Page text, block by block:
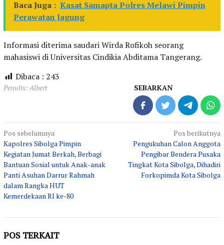
Baca Juga : Kasat Samapta Polres Melawi Pimpin
Perawatan Jagung
Informasi diterima saudari Wirda Rofikoh seorang
mahasiswi di Universitas Cindikia Abditama Tangerang.
Dibaca : 243
Penulis: Albert SEBARKAN
Navigasi
pos
Pos sebelumnya
Kapolres Sibolga Pimpin
Kegiatan Jumat Berkah, Berbagi
Bantuan Sosial untuk Anak-anak
Panti Asuhan Darrur Rahmah
dalam Rangka HUT
Kemerdekaan RI ke-80
Pos berikutnya
Pengukuhan Calon Anggota
Pengibar Bendera Pusaka
Tingkat Kota Sibolga, Dihadiri
Forkopimda Kota Sibolga
POS TERKAIT